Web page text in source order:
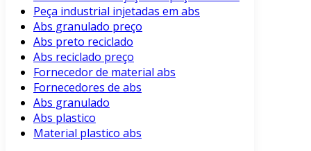
Peça industrial injetadas em abs
Abs granulado preço
Abs preto reciclado
Abs reciclado preço
Fornecedor de material abs
Fornecedores de abs
Abs granulado
Abs plastico
Material plastico abs